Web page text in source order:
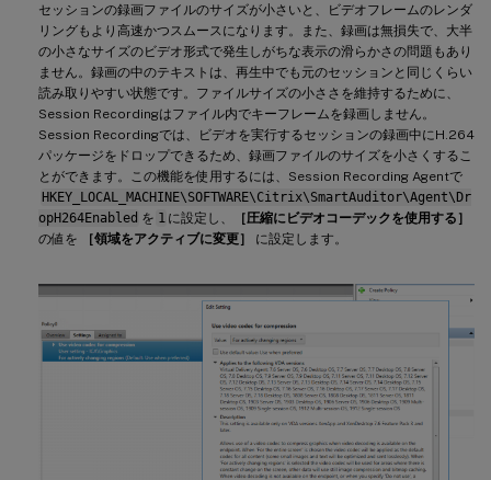
セッションの録画ファイルのサイズが小さいと、ビデオフレームのレンダ
リングもより高速かつスムースになります。また、録画は無損失で、大半
の小さなサイズのビデオ形式で発生しがちな表示の滑らかさの問題もあり
ません。録画の中のテキストは、再生中でも元のセッションと同じくらい
読み取りやすい状態です。ファイルサイズの小ささを維持するために、
Session Recordingはファイル内でキーフレームを録画しません。
Session Recordingでは、ビデオを実行するセッションの録画中にH.264
パッケージをドロップできるため、録画ファイルのサイズを小さくするこ
とができます。この機能を使用するには、Session Recording Agentで
HKEY_LOCAL_MACHINE\SOFTWARE\Citrix\SmartAuditor\Agent\Dr
opH264Enabled を 1 に設定し、
［圧縮にビデオコーデックを使用する］
の値を
［領域をアクティブに変更］ に設定します。